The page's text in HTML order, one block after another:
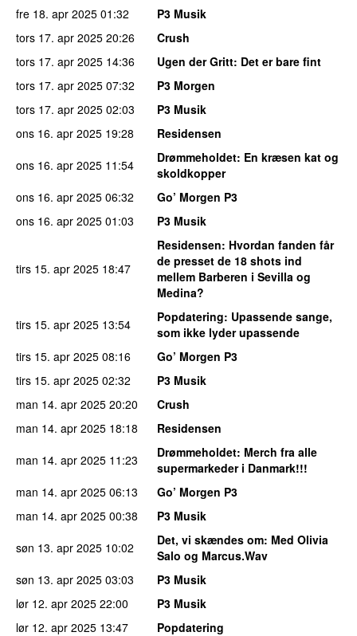
fre 18. apr 2025 01:32
P3 Musik
tors 17. apr 2025 20:26
Crush
tors 17. apr 2025 14:36 Ugen der Gritt: Det er bare fint
tors 17. apr 2025 07:32
P3 Morgen
tors 17. apr 2025 02:03
P3 Musik
ons 16. apr 2025 19:28
Residensen
ons 16. apr 2025 11:54 Drømmeholdet: En kræsen kat og
skoldkopper
ons 16. apr 2025 06:32
Go’ Morgen P3
ons 16. apr 2025 01:03 P3 Musik
tirs 15. apr 2025 18:47
Residensen: Hvordan fanden får
de presset de 18 shots ind
mellem Barberen i Sevilla og
Medina?
tirs 15. apr 2025 13:54 Popdatering: Upassende sange,
som ikke lyder upassende
tirs 15. apr 2025 08:16
Go’ Morgen P3
tirs 15. apr 2025 02:32
P3 Musik
man 14. apr 2025 20:20
Crush
man 14. apr 2025 18:18
Residensen
man 14. apr 2025 11:23 Drømmeholdet: Merch fra alle
supermarkeder i Danmark!!!
man 14. apr 2025 06:13
Go’ Morgen P3
man 14. apr 2025 00:38
P3 Musik
søn 13. apr 2025 10:02 Det, vi skændes om: Med Olivia
Salo og Marcus.Wav
søn 13. apr 2025 03:03
P3 Musik
lør 12. apr 2025 22:00
P3 Musik
lør 12. apr 2025 13:47
Popdatering